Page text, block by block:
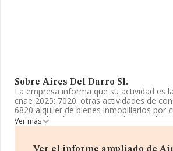
Sobre Aires Del Darro Sl.
La empresa informa que su actividad es
cnae 2025: 7020. otras actividades de
6820 alquiler de bienes inmobiliarios por
intermediación para actividades
Mercantil como Sociedad Limitada. La
Ver más